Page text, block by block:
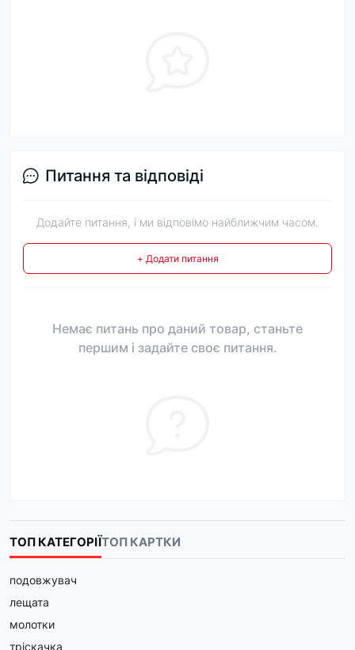
Питання та відповіді
Додайте питання, і ми відповімо найближчим часом.
+ Додати питання
Немає питань про даний товар, станьте
першим і задайте своє питання.
ТОП КАТЕГОРІЇТОП КАРТКИ
подовжувач
лещата
молотки
тріскачка